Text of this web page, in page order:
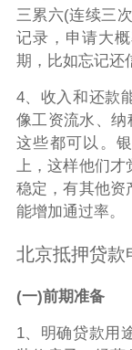
三累六(连续三
记录，申请大
期，比如忘记还
4、收入和还款
像工资流水、
这些都可以。
上，这样他们
稳定，有其他资
能增加通过率。
北京抵押贷款
(一)前期准备
1、明确贷款用